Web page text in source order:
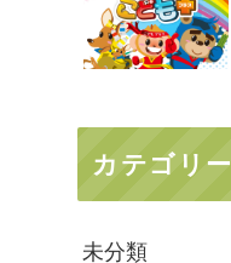
カテゴリー
未分類